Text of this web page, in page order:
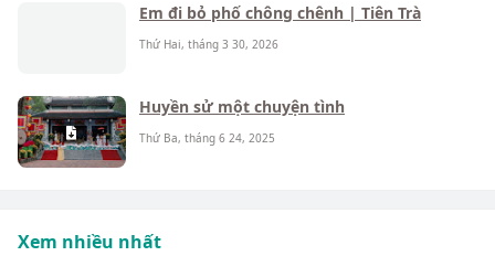
Em đi bỏ phố chông chênh | Tiên Trà
Thứ Hai, tháng 3 30, 2026
Huyền sử một chuyện tình
Thứ Ba, tháng 6 24, 2025
Xem nhiều nhất